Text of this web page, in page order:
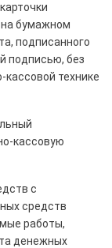
на бумажном
подписанного
подписью, без
технике
кассовую
с
средств
работы,
денежных